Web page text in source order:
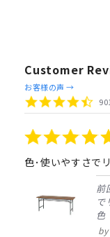
Customer
Reviews
carousel
4.4
お客様の声 →
色･使いやすさで
前
で
色